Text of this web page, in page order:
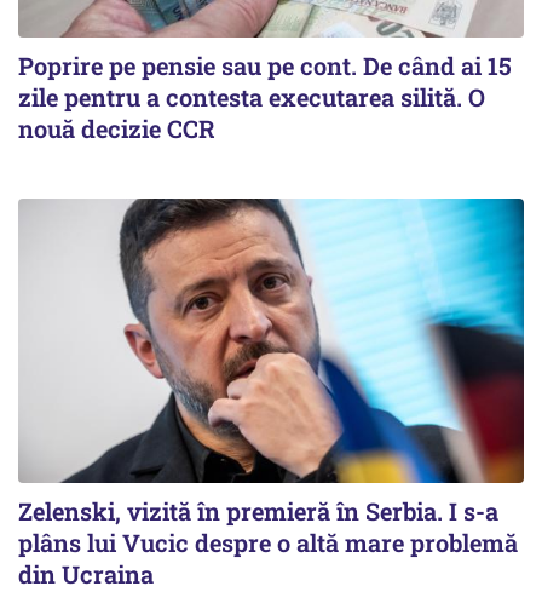
Poprire pe pensie sau pe cont. De când ai 15
zile pentru a contesta executarea silită. O
nouă decizie CCR
Zelenski, vizită în premieră în Serbia. I s-a
plâns lui Vucic despre o altă mare problemă
din Ucraina